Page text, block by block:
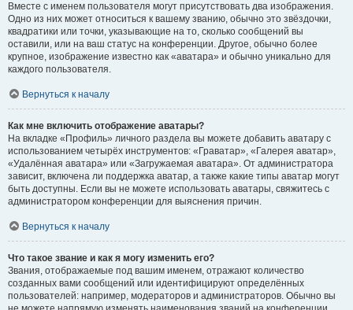
Вместе с именем пользователя могут присутствовать два изображения.
Одно из них может относиться к вашему званию, обычно это звёздочки,
квадратики или точки, указывающие на то, сколько сообщений вы
оставили, или на ваш статус на конференции. Другое, обычно более
крупное, изображение известно как «аватара» и обычно уникально для
каждого пользователя.
Вернуться к началу
Как мне включить отображение аватары?
На вкладке «Профиль» личного раздела вы можете добавить аватару с
использованием четырёх инструментов: «Граватар», «Галерея аватар»,
«Удалённая аватара» или «Загружаемая аватара». От администратора
зависит, включена ли поддержка аватар, а также какие типы аватар могут
быть доступны. Если вы не можете использовать аватары, свяжитесь с
администратором конференции для выяснения причин.
Вернуться к началу
Что такое звание и как я могу изменить его?
Звания, отображаемые под вашим именем, отражают количество
созданных вами сообщений или идентифицируют определённых
пользователей: например, модераторов и администраторов. Обычно вы